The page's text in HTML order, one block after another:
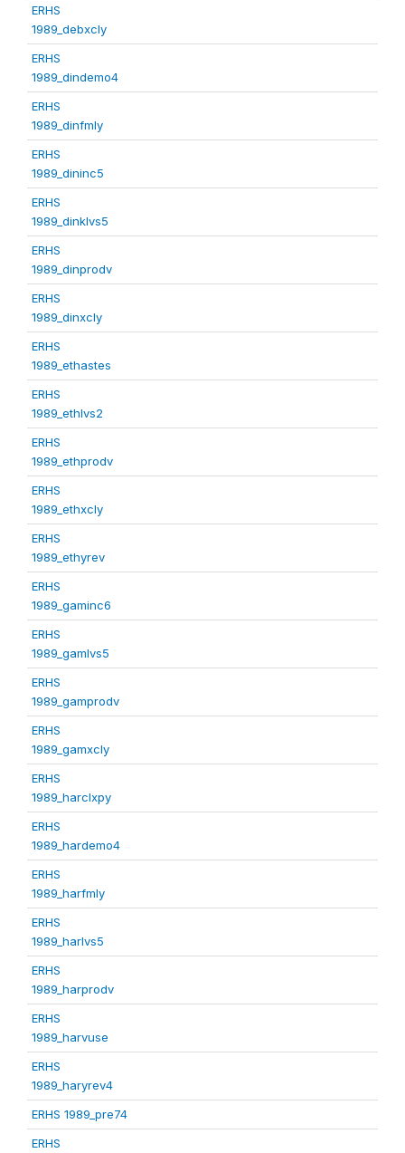
ERHS
1989_debxcly
ERHS
1989_dindemo4
ERHS
1989_dinfmly
ERHS
1989_dininc5
ERHS
1989_dinklvs5
ERHS
1989_dinprodv
ERHS
1989_dinxcly
ERHS
1989_ethastes
ERHS
1989_ethlvs2
ERHS
1989_ethprodv
ERHS
1989_ethxcly
ERHS
1989_ethyrev
ERHS
1989_gaminc6
ERHS
1989_gamlvs5
ERHS
1989_gamprodv
ERHS
1989_gamxcly
ERHS
1989_harclxpy
ERHS
1989_hardemo4
ERHS
1989_harfmly
ERHS
1989_harlvs5
ERHS
1989_harprodv
ERHS
1989_harvuse
ERHS
1989_haryrev4
ERHS 1989_pre74
ERHS